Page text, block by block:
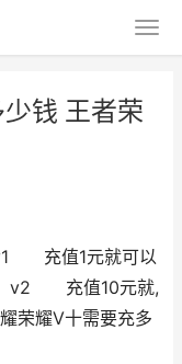
钱 王者荣
充值1元就可以
v2 充值10元就,
荣耀V十需要充多